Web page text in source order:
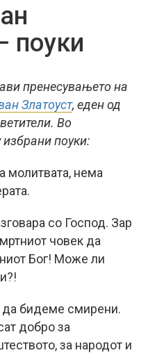
поуки
пренесувањето на
Златоуст, еден од
Во
поуки:
молитвата, нема
со Господ. Зар
човек да
Бог! Може ли
да бидеме смирени.
добро за
за народот и